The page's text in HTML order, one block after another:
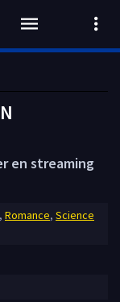
en streaming
, Romance, Science